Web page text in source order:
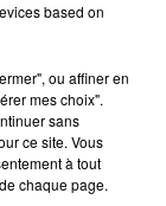
based on
ou affiner en
mes choix".
sans
ce site. Vous
à tout
chaque page.